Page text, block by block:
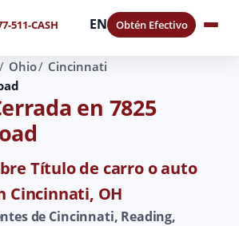
511-CASH EN Obtén Efectivo
Ohio
Cincinnati
en 7825
Título de carro o auto
Cincinnati, OH
de Cincinnati, Reading,